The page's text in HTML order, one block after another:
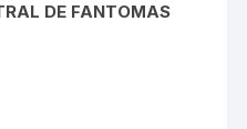
DE FANTOMAS